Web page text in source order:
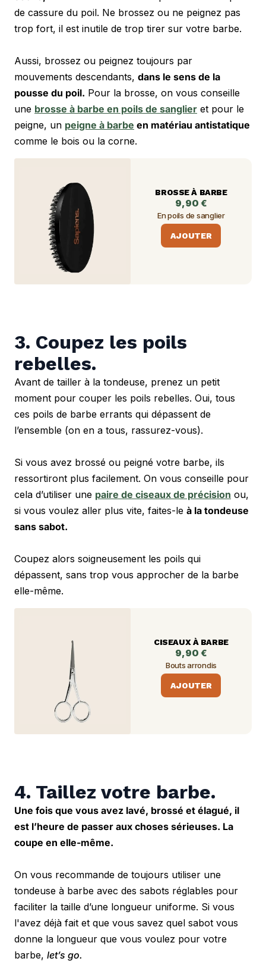
de cassure du poil. Ne brossez ou ne peignez pas
trop fort, il est inutile de trop tirer sur votre barbe.
Aussi, brossez ou peignez toujours par
mouvements descendants, dans le sens de la
pousse du poil. Pour la brosse, on vous conseille
une brosse à barbe en poils de sanglier et pour le
peigne, un peigne à barbe en matériau antistatique
comme le bois ou la corne.
BROSSE À BARBE
9,90 €
En poils de sanglier
AJOUTER
3. Coupez les poils
rebelles.
Avant de tailler à la tondeuse, prenez un petit
moment pour couper les poils rebelles. Oui, tous
ces poils de barbe errants qui dépassent de
l’ensemble (on en a tous, rassurez-vous).
Si vous avez brossé ou peigné votre barbe, ils
ressortiront plus facilement. On vous conseille pour
cela d’utiliser une paire de ciseaux de précision ou,
si vous voulez aller plus vite, faites-le à la tondeuse
sans sabot.
Coupez alors soigneusement les poils qui
dépassent, sans trop vous approcher de la barbe
elle-même.
CISEAUX À BARBE
9,90 €
Bouts arrondis
AJOUTER
4. Taillez votre barbe.
Une fois que vous avez lavé, brossé et élagué, il
est l’heure de passer aux choses sérieuses. La
coupe en elle-même.
On vous recommande de toujours utiliser une
tondeuse à barbe avec des sabots réglables pour
faciliter la taille d’une longueur uniforme. Si vous
l'avez déjà fait et que vous savez quel sabot vous
donne la longueur que vous voulez pour votre
barbe, let’s go.